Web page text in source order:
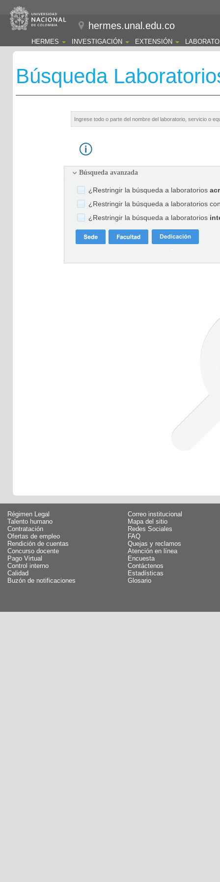
hermes.unal.edu.co
HERMES INVESTIGACIÓN EXTENSIÓN
Búsqueda
Búsqueda avanzada
¿Restringir la búsqueda a laboratorios
¿Restringir la búsqueda a laboratorios
¿Restringir la búsqueda a laboratorios
Régimen Legal
Talento humano
Contratación
Ofertas de empleo
Rendición de cuentas
Concurso docente
Pago Virtual
Control interno
Calidad
Buzón de notificaciones
Correo institucional
Mapa del sitio
Redes Sociales
FAQ
Quejas y reclamos
Atención en línea
Encuesta
Contáctenos
Estadísticas
Glosario